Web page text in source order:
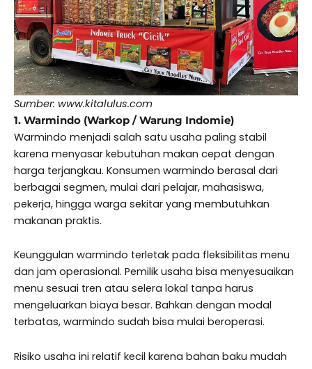
Sumber: www.kitalulus.com
1. Warmindo (Warkop / Warung Indomie)
Warmindo menjadi salah satu usaha paling stabil
karena menyasar kebutuhan makan cepat dengan
harga terjangkau. Konsumen warmindo berasal dari
berbagai segmen, mulai dari pelajar, mahasiswa,
pekerja, hingga warga sekitar yang membutuhkan
makanan praktis.
Keunggulan warmindo terletak pada fleksibilitas menu
dan jam operasional. Pemilik usaha bisa menyesuaikan
menu sesuai tren atau selera lokal tanpa harus
mengeluarkan biaya besar. Bahkan dengan modal
terbatas, warmindo sudah bisa mulai beroperasi.
Risiko usaha ini relatif kecil karena bahan baku mudah